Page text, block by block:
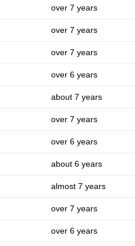
over 7 years
over 7 years
over 7 years
over 6 years
about 7 years
over 7 years
over 6 years
about 6 years
almost 7 years
over 7 years
over 6 years